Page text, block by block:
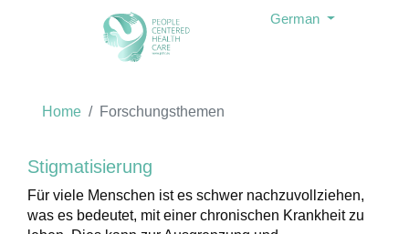
German
Home Forschungsthemen
Stigmatisierung
Für viele Menschen ist es schwer nachzuvollziehen,
was es bedeutet, mit einer chronischen Krankheit zu